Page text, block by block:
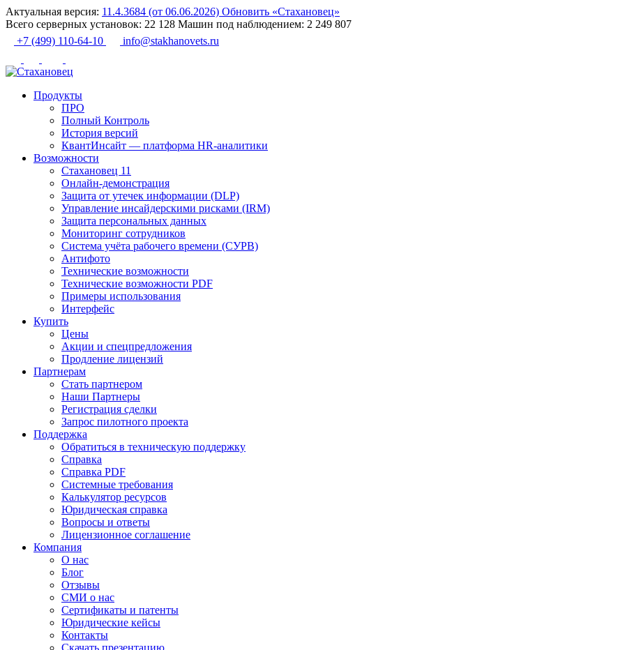
Актуальная версия: 11.4.3684 (от 06.06.2026) Обновить «Стахановец»
Всего серверных установок: 22 128 Машин под наблюдением: 2 249 807
+7 (499) 110-64-10
info@stakhanovets.ru
Продукты
ПРО
Полный Контроль
История версий
КвантИнсайт — платформа HR-аналитики
Возможности
Стахановец 11
Онлайн-демонстрация
Защита от утечек информации (DLP)
Управление инсайдерскими рисками (IRM)
Защита персональных данных
Мониторинг сотрудников
Система учёта рабочего времени (СУРВ)
Антифото
Технические возможности
Технические возможности PDF
Примеры использования
Интерфейс
Купить
Цены
Акции и спецпредложения
Продление лицензий
Партнерам
Стать партнером
Наши Партнеры
Регистрация сделки
Запрос пилотного проекта
Поддержка
Обратиться в техническую поддержку
Справка
Справка PDF
Системные требования
Калькулятор ресурсов
Юридическая справка
Вопросы и ответы
Лицензионное соглашение
Компания
О нас
Блог
Отзывы
СМИ о нас
Сертификаты и патенты
Юридические кейсы
Контакты
Скачать презентацию